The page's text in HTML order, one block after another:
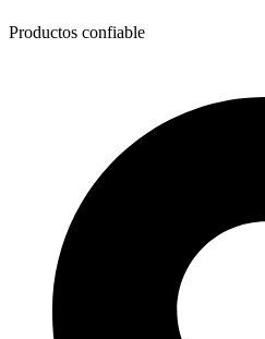
Productos confiable